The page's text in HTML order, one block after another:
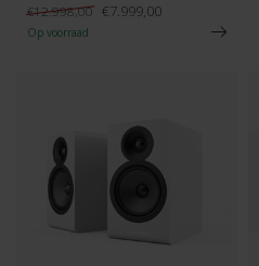
€12.998,00 €7.999,00
Op voorraad